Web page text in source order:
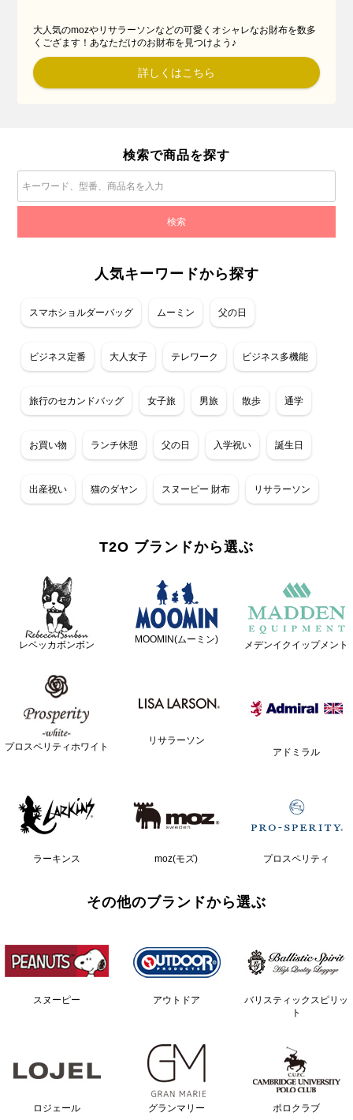
大人気のmozやリサラーソンなどの可愛くオシャレなお財布を数多
くござます！あなただけのお財布を見つけよう♪
詳しくはこちら
検索で商品を探す
人気キーワードから探す
スマホショルダーバッグ ムーミン 父の日
ビジネス定番 大人女子 テレワーク ビジネス多機能
旅行のセカンドバッグ 女子旅 男旅 散歩 通学
お買い物 ランチ休憩 父の日 入学祝い 誕生日
出産祝い 猫のダヤン スヌーピー 財布 リサラーソン
T2O ブランドから選ぶ
レベッカボンボン MOOMIN(ムーミン) メデンイクイップメント
プロスペリティホワイト
リサラーソン
アドミラル
ラーキンス moz(モズ) プロスペリティ
その他のブランドから選ぶ
スヌーピー アウトドア
バリスティックスピリッ
ト
ロジェール グランマリー ポロクラブ